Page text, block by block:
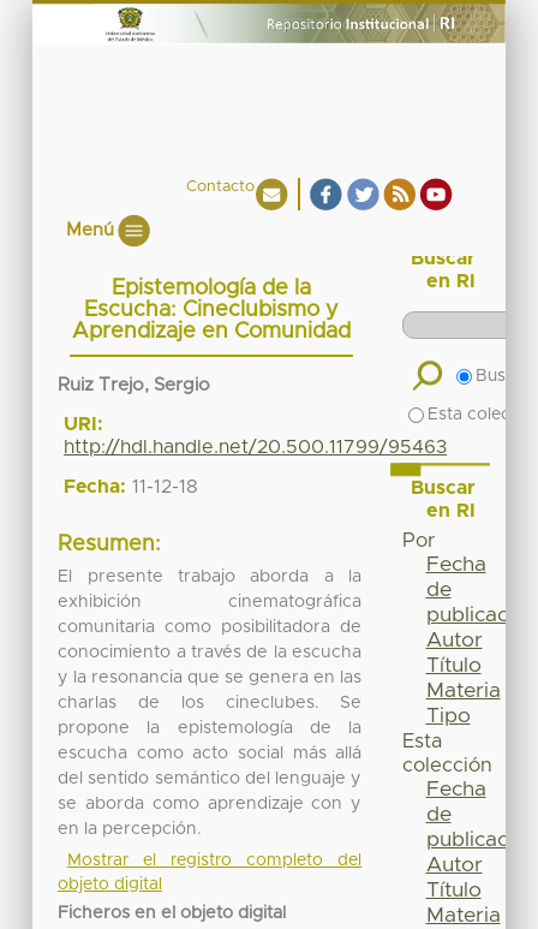
Contacto
Menú
Epistemología de la
Escucha: Cineclubismo y
Aprendizaje en Comunidad
Ruiz Trejo, Sergio
URI:
http://hdl.handle.net/20.500.11799/95463
Fecha: 11-12-18
Resumen:
El presente trabajo aborda a la
exhibición cinematográfica
comunitaria como posibilitadora de
conocimiento a través de la escucha
y la resonancia que se genera en las
charlas de los cineclubes. Se
propone la epistemología de la
escucha como acto social más allá
del sentido semántico del lenguaje y
se aborda como aprendizaje con y
en la percepción.
Mostrar el registro completo del
objeto digital
Ficheros en el objeto digital
Buscar
en RI
Buscar
Esta
Buscar
en RI
Por
Fecha
de
publicación
Autor
Título
Materia
Tipo
Esta
colección
Fecha
de
publicación
Autor
Título
Materia